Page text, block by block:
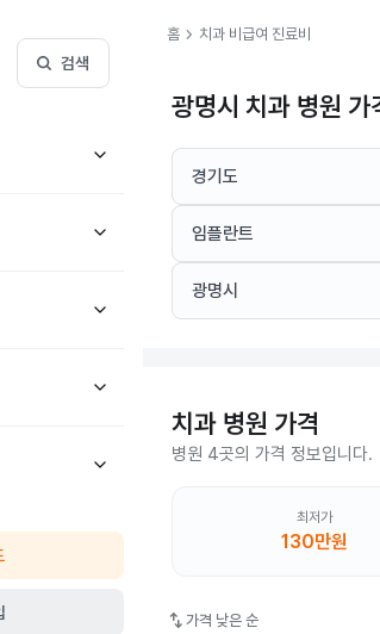
검색
홈 chevron_right 치과 비급여 진료비
광명시 치과 병원
경기도
임플란트
광명시
치과 병원 가격
병원 4곳의 가격 정보입니다.
최저가
130만원
swap_vert 가격 낮은 순